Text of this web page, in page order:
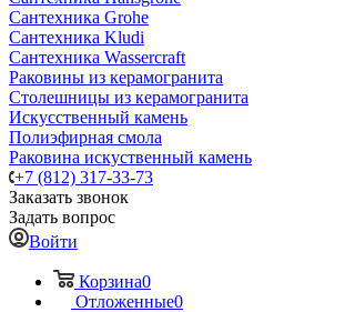
Сантехника Grohe
Сантехника Kludi
Сантехника Wassercraft
Раковины из керамогранита
Столешницы из керамогранита
Искусственный камень
Полиэфирная смола
Раковина искуственный камень
+7 (812) 317-33-73
Заказать звонок
Задать вопрос
Войти
Корзина0
Отложенные0